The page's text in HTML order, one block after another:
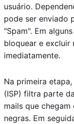
usuário.
pode ser enviado
"Spam". Em
bloquear e excluir
imediatamente.
Na primeira
(ISP) filtra parte
mails que
negras. Em